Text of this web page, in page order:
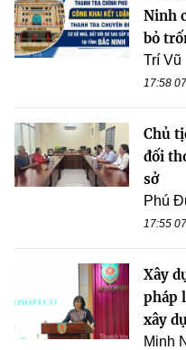
Ninh
bỏ
Trí Vũ
17:58
Chủ
đối
sở
Phú
17:55
Xây
pháp
xây
Minh